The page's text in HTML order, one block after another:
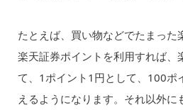
たとえば、買い物などでたまった
楽天証券ポイントを利用すれば、
て、1ポイント1円として、100ポ
えるようになります。それ以外に